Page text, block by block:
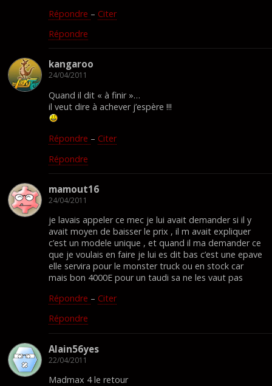
Répondre – Citer
Répondre
kangaroo
24/04/2011
Quand il dit « à finir »…
il veut dire à achever j’espère !!!
Répondre – Citer
Répondre
mamout16
24/04/2011
je lavais appeler ce mec je lui avait demander si il y
avait moyen de baisser le prix , il m avait expliquer
c’est un modele unique , et quand il ma demander ce
que je voulais en faire je lui es dit bas c’est une epave
elle servira pour le monster truck ou en stock car
mais bon 4000E pour un taudi sa ne les vaut pas
Répondre – Citer
Répondre
Alain56yes
22/04/2011
Madmax 4 le retour